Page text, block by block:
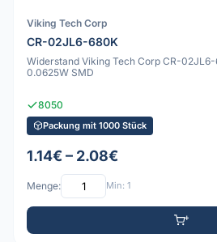
Viking Tech Corp
CR-02JL6-680K
Widerstand Viking Tech Corp CR-
0.0625W SMD
8050
Packung mit 1000 Stück
1.14€ – 2.08€
Menge: Min: 1